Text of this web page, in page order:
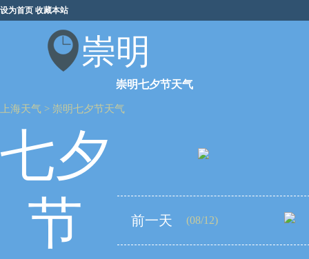
设为首页 收藏本站
崇明
崇明七夕节天气
上海天气 > 崇明七夕节天气
七夕
节
前一天 (08/12)